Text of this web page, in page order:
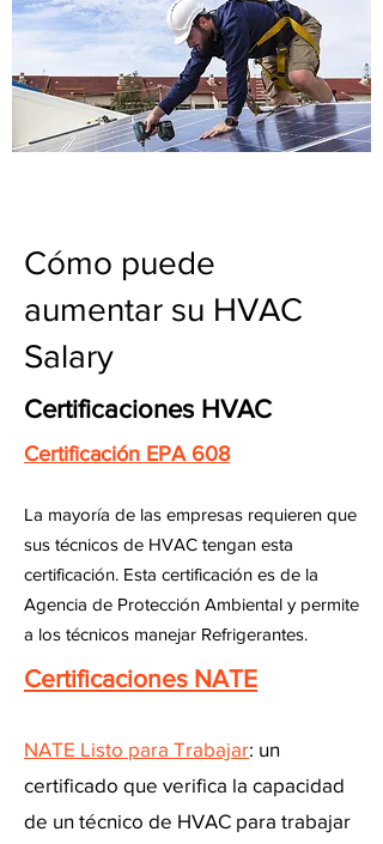
Cómo puede
aumentar su HVAC
Salary
Certificaciones HVAC
Certificación EPA 608
La mayoría de las empresas requieren que
sus técnicos de HVAC tengan esta
certificación. Esta certificación es de la
Agencia de Protección Ambiental y permite
a los técnicos manejar Refrigerantes.
Certificaciones NATE
NATE Listo para Trabajar: un
certificado que verifica la capacidad
de un técnico de HVAC para trabajar